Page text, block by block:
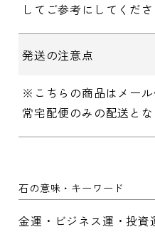
してご参考にしてくださ
発送の注意点
※こちらの商品はメー
常宅配便のみの配送とな
石の意味・キーワード
金運・ビジネス運・投